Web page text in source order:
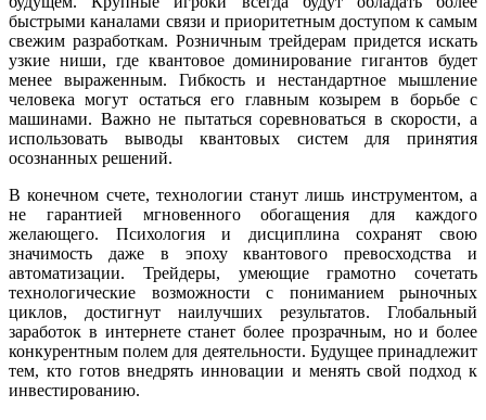
быстрыми каналами связи и приоритетным доступом к самым
свежим разработкам. Розничным трейдерам придется искать
узкие ниши, где квантовое доминирование гигантов будет
менее выраженным. Гибкость и нестандартное мышление
человека могут остаться его главным козырем в борьбе с
машинами. Важно не пытаться соревноваться в скорости, а
использовать выводы квантовых систем для принятия
осознанных решений.
В конечном счете, технологии станут лишь инструментом, а
не гарантией мгновенного обогащения для каждого
желающего. Психология и дисциплина сохранят свою
значимость даже в эпоху квантового превосходства и
автоматизации. Трейдеры, умеющие грамотно сочетать
технологические возможности с пониманием рыночных
циклов, достигнут наилучших результатов. Глобальный
заработок в интернете станет более прозрачным, но и более
конкурентным полем для деятельности. Будущее принадлежит
тем, кто готов внедрять инновации и менять свой подход к
инвестированию.